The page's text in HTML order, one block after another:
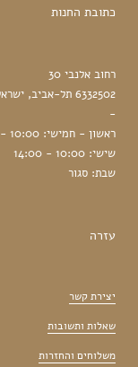
כתובת החנות
רחוב אלנבי 30
6332502 תל-אביב, ישראל
-
ראשון - חמישי: 10:00 - 18:00
שישי: 10:00 - 14:00
שבת: סגור
עזרה
יצירת קשר
שאלות ותשובות
משלוחים והחזרות